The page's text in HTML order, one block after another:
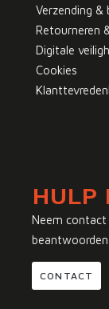
Verzending &
Retourneren
Digitale
Cookies
HULP
Neem
CONTACT